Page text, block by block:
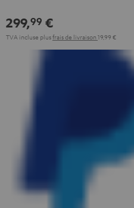
299,99 €
TVA incluse plusfrais de livraison 19,99 €